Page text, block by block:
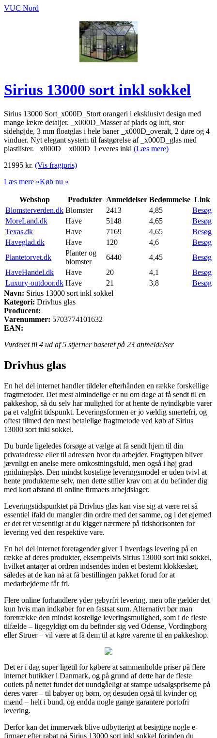
VUC Nord
Sirius 13000 sort inkl sokkel
Sirius 13000 Sort_x000D_Stort orangeri i eksklusivt design med
mange lækre detaljer. _x000D_Masser af plads og luft, stor
sidehøjde, 3 mm floatglas i hele baner _x000D_overalt, 2 døre og 4
vinduer. Nyt elegant system til fastgørelse af _x000D_glas med
plastlister. _x000D__x000D_Leveres inkl (Læs mere)
21995 kr. (Vis fragtpris)
Læs mere »Køb nu »
Webshop Produkter Anmeldelser Bedømmelse Link
Blomsterverden.dk Blomster 2413 4,85
Besøg
MoreLand.dk
Have 5148 4,65
Besøg
Texas.dk
Have 7169 4,65
Besøg
Haveglad.dk
Have 120 4,6
Besøg
Plantetorvet.dk
Planter og
blomster
6440 4,45
Besøg
HaveHandel.dk
Have 20 4,1
Besøg
Luxury-outdoor.dk Have 21 3,8
Besøg
Navn: Sirius 13000 sort inkl sokkel
Kategori: Drivhus glas
Producent:
Varenummer: 5703774101632
EAN:
Vurderet til 4 ud af 5 stjerner baseret på 23 anmeldelser
Drivhus glas
En hel del internet handler tildeler efterhånden en række forskellige
fragtmetoder. Det mest almindelige er nu om dage at få sendt til en
pakkeshop, så du selv har mulighed for at hente de nyindkøbte varer
på et valgfrit tidspunkt. Leveringsformen er jo vældig smertefri, og
oftest tilmed den mest betalelige fragtmetode ved køb af Sirius
13000 sort inkl sokkel.
Du burde ligeledes forsøge at vælge at få sendt hjem til din
privatadresse eller til adressen hvor du arbejder. Fragttypen bliver
jævnligt en anelse mere omkostningsfuld, men også i høj grad
gnidningsløs. Den mindst kostelige leveringsmodel er uden tvivl at
hente produkterne selv, men dette stiller krav om at du befinder dig
med kort afstand til online firmaets arbejdslager.
Leveringstidspunktet på Drivhus glas kan vise sig at være ret så
essentiel ifald du mangler din ordre med det samme, og i det øjemed
er det ret væsentligt at du kigger nærmere på tidshorisonten for
levering ved den respektive vare.
En hel del internet foretagender giver 1 hverdags levering på en
række af deres produkter, eksempelvis Sirius 13000 sort inkl sokkel,
hvilket antager at ordren indsendes inden et bestemt klokkeslæt,
således at de kan nå at få bestillingen pakket forud for at
medarbejderne får fri.
Flere online forhandlere yder gebyrfri levering, men ofte gælder det
kun hvis man indkøber for en fastsat sum. Alternativt bør man
foretrække den mindst kostelige leveringsmulighed, som i de fleste
tilfælde – ligegyldigt om du befinder sig ved Odense, Vordingborg
eller Struer – vil være at få dem til at køre varerne til en pakkeshop.
Det er i dag super ligetil for købere at sammenholde priser på flere
internet butikker i Danmark, og på grund af dette har de fleste
outlets på nettet fundet det uundgåeligt at stampe udsalgspriserne på
deres varer – til babyer og børn, og desuden også til kvinder og
mænd – helt i bund, og endda nogle gange garantere portofri
levering.
Derfor kan det immervæk blive udbytterigt at besigtige nogle e-
firmaer efter rabat på Sirius 13000 sort inkl sokkel forinden du